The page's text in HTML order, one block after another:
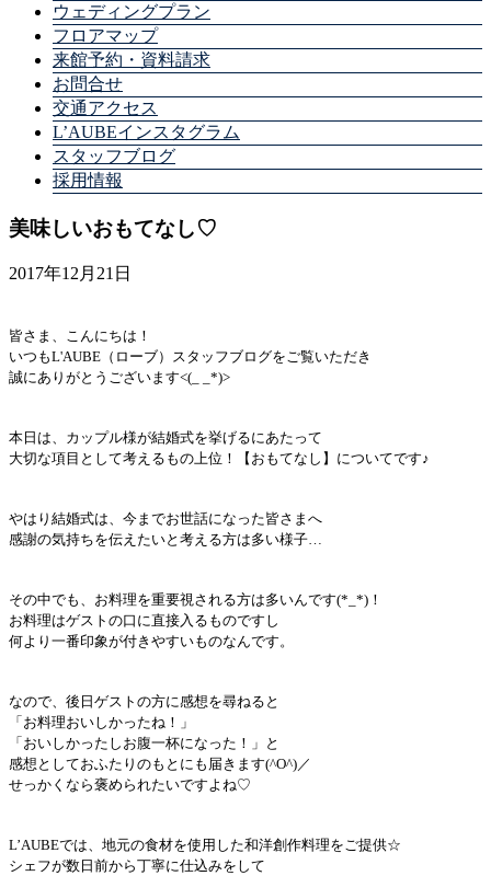
ウェディングプラン
フロアマップ
来館予約・資料請求
お問合せ
交通アクセス
L’AUBEインスタグラム
スタッフブログ
採用情報
美味しいおもてなし♡
2017年12月21日
皆さま、こんにちは！
いつもL'AUBE（ローブ）スタッフブログをご覧いただき
誠にありがとうございます<(_ _*)>
本日は、カップル様が結婚式を挙げるにあたって
大切な項目として考えるもの上位！【おもてなし】についてです♪
やはり結婚式は、今までお世話になった皆さまへ
感謝の気持ちを伝えたいと考える方は多い様子…
その中でも、お料理を重要視される方は多いんです(*_*)！
お料理はゲストの口に直接入るものですし
何より一番印象が付きやすいものなんです。
なので、後日ゲストの方に感想を尋ねると
「お料理おいしかったね！」
「おいしかったしお腹一杯になった！」と
感想としておふたりのもとにも届きます(^O^)／
せっかくなら褒められたいですよね♡
L’AUBEでは、地元の食材を使用した和洋創作料理をご提供☆
シェフが数日前から丁寧に仕込みをして